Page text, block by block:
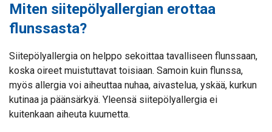
Miten siitepölyallergian erottaa
flunssasta?
Siitepölyallergia on helppo sekoittaa tavalliseen flunssaan,
koska oireet muistuttavat toisiaan. Samoin kuin flunssa,
myös allergia voi aiheuttaa nuhaa, aivastelua, yskää, kurkun
kutinaa ja päänsärkyä. Yleensä siitepölyallergia ei
kuitenkaan aiheuta kuumetta.